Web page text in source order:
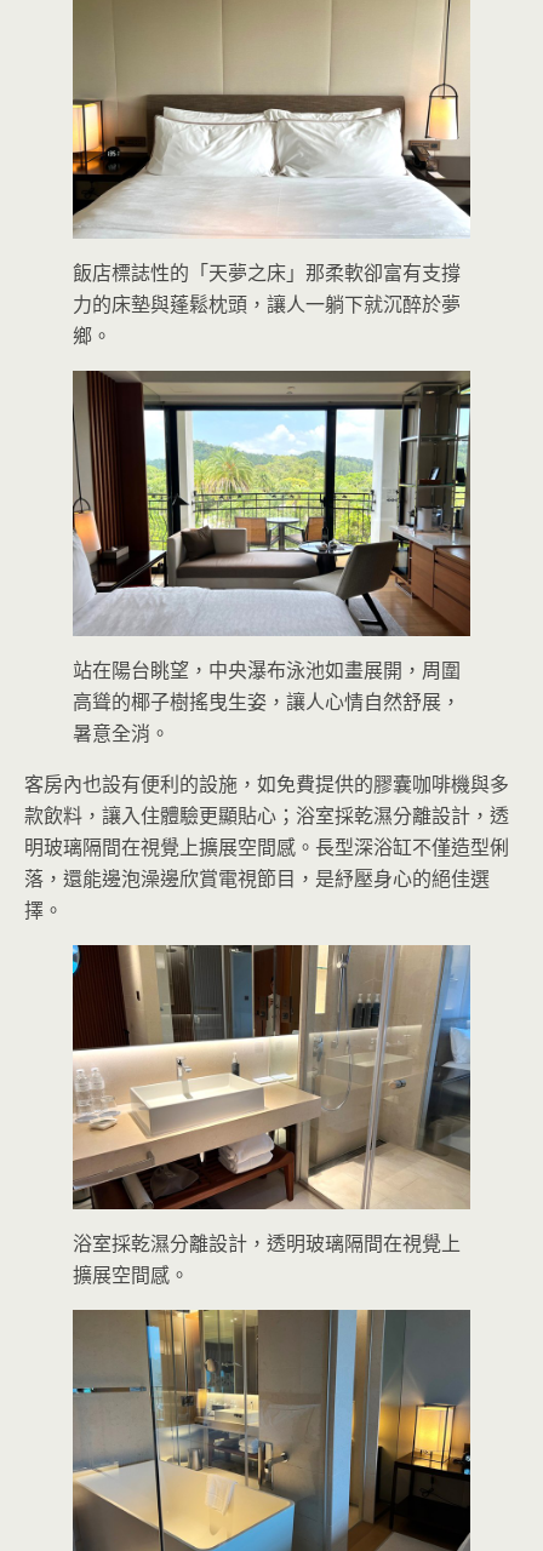
飯店標誌性的「天夢之床」那柔軟卻富有支撐
力的床墊與蓬鬆枕頭，讓人一躺下就沉醉於夢
鄉。
站在陽台眺望，中央瀑布泳池如畫展開，周圍
高聳的椰子樹搖曳生姿，讓人心情自然舒展，
暑意全消。
客房內也設有便利的設施，如免費提供的膠囊咖啡機與多
款飲料，讓入住體驗更顯貼心；浴室採乾濕分離設計，透
明玻璃隔間在視覺上擴展空間感。長型深浴缸不僅造型俐
落，還能邊泡澡邊欣賞電視節目，是紓壓身心的絕佳選
擇。
浴室採乾濕分離設計，透明玻璃隔間在視覺上
擴展空間感。